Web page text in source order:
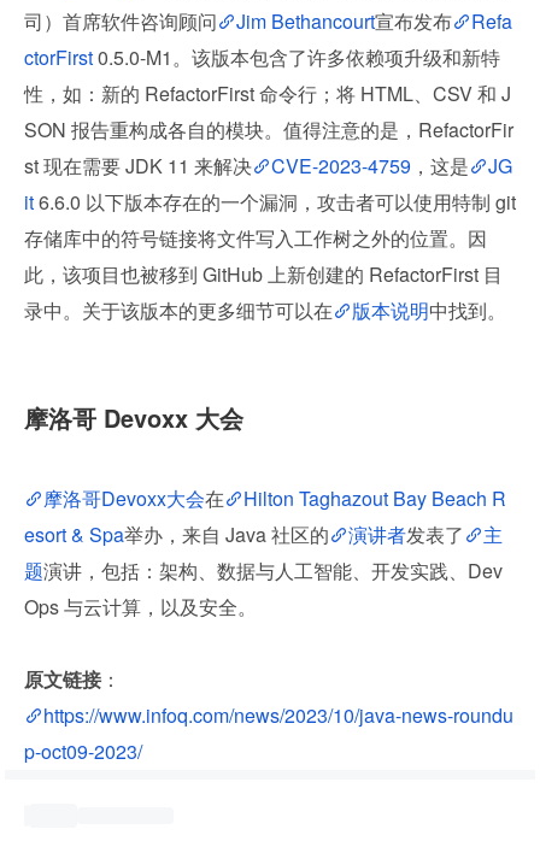
司）首席软件咨询顾问
Jim Bethancourt宣布发布
Refa
ctorFirst 0.5.0-M1。该版本包含了许多依赖项升级和新特
性，如：新的 RefactorFirst 命令行；将 HTML、CSV 和 J
SON 报告重构成各自的模块。值得注意的是，RefactorFir
st 现在需要 JDK 11 来解决
CVE-2023-4759 ，这是
JG
it 6.6.0 以下版本存在的一个漏洞，攻击者可以使用特制 git
存储库中的符号链接将文件写入工作树之外的位置。因
此，该项目也被移到 GitHub 上新创建的 RefactorFirst 目
录中。关于该版本的更多细节可以在
版本说明中找到。
摩洛哥 Devoxx 大会
摩洛哥Devoxx大会在
Hilton Taghazout Bay Beach R
esort & Spa举办，来自 Java 社区的 演讲者发表了
主
题演讲，包括：架构、数据与人工智能、开发实践、Dev
Ops 与云计算，以及安全。
原文链接 ：
https://www.infoq.com/news/2023/10/java-news-roundu
p-oct09-2023/